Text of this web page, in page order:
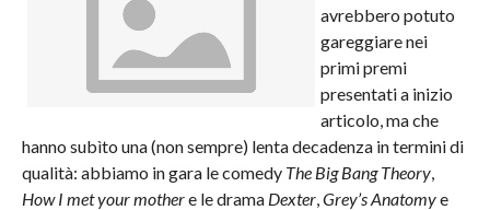
avrebbero potuto
gareggiare nei
primi premi
presentati a inizio
articolo, ma che
hanno subìto una (non sempre) lenta decadenza in termini di
qualità: abbiamo in gara le comedy The Big Bang Theory,
How I met your mothere le drama Dexter,Grey’s Anatomye